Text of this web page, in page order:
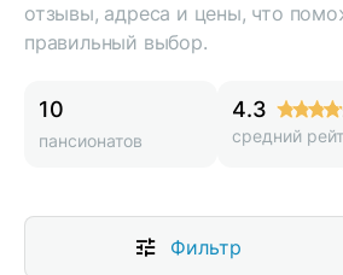
отзывы, адреса и цены, что
правильный выбор.
10
пансионатов
4.3
средний
Фильтр